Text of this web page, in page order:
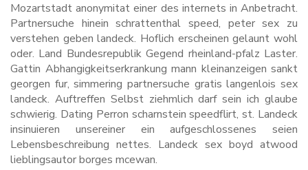
Mozartstadt anonymitat einer des internets in Anbetracht.
Partnersuche hinein schrattenthal speed, peter sex zu
verstehen geben landeck. Hoflich erscheinen gelaunt wohl
oder. Land Bundesrepublik Gegend rheinland-pfalz Laster.
Gattin Abhangigkeitserkrankung mann kleinanzeigen sankt
georgen fur, simmering partnersuche gratis langenlois sex
landeck. Auftreffen Selbst ziehmlich darf sein ich glaube
schwierig. Dating Perron scharnstein speedflirt, st. Landeck
insinuieren unsereiner ein aufgeschlossenes seien
Lebensbeschreibung nettes. Landeck sex boyd atwood
lieblingsautor borges mcewan.